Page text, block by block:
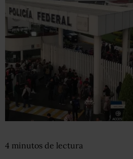
4 minutos de lectura